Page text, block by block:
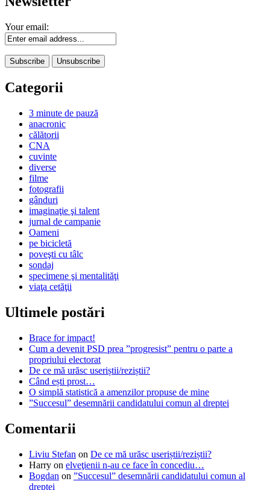
Your email:
Categorii
3 minute de pauză
anacronic
călătorii
CNA
cuvinte
diverse
filme
fotografii
gânduri
imaginaţie şi talent
jurnal de campanie
Oameni
pe bicicletă
poveşti cu tâlc
sondaj
specimene şi mentalităţi
viaţa cetăţii
Ultimele postări
Brace for impact!
Cum a devenit PSD prea ”progresist” pentru o parte a
propriului electorat
De ce mă urăsc useriștii/reziștii?
Când ești prost…
O simplă statistică a amenzilor propuse de mine
”Succesul” desemnării candidatului comun al dreptei
Comentarii
Liviu Stefan on De ce mă urăsc useriștii/reziștii?
Harry on elveţienii n-au ce face în concediu…
Bogdan on ”Succesul” desemnării candidatului comun al
dreptei